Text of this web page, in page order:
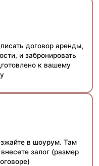
договор аренды,
и забронировать
к вашему
в шоурум. Там
залог (размер